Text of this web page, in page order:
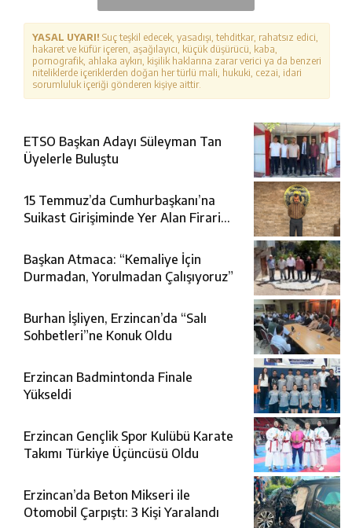
YASAL UYARI! Suç teşkil edecek, yasadışı, tehditkar, rahatsız edici,
hakaret ve küfür içeren, aşağılayıcı, küçük düşürücü, kaba,
pornografik, ahlaka aykırı, kişilik haklarına zarar verici ya da benzeri
niteliklerde içeriklerden doğan her türlü mali, hukuki, cezai, idari
sorumluluk içeriği gönderen kişiye aittir.
ETSO Başkan Adayı Süleyman Tan
Üyelerle Buluştu
15 Temmuz’da Cumhurbaşkanı’na
Suikast Girişiminde Yer Alan Firari
Başkan Atmaca: “Kemaliye İçin
Durmadan, Yorulmadan Çalışıyoruz”
Burhan İşliyen, Erzincan’da “Salı
Sohbetleri”ne Konuk Oldu
Erzincan Badmintonda Finale
Yükseldi
Erzincan Gençlik Spor Kulübü Karate
Takımı Türkiye Üçüncüsü Oldu
Erzincan’da Beton Mikseri ile
Otomobil Çarpıştı: 3 Kişi Yaralandı